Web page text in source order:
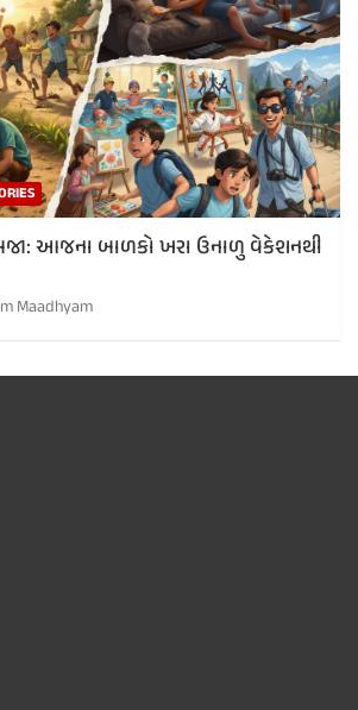
આજના બાળકો ખરા ઉનાળુ વેકેશનથી
Maadhyam